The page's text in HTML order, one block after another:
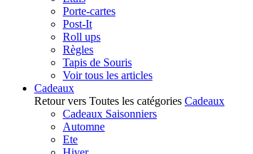
Porte-cartes
Post-It
Roll ups
Règles
Tapis de Souris
Voir tous les articles
Cadeaux
Retour vers Toutes les catégories Cadeaux
Cadeaux Saisonniers
Automne
Ete